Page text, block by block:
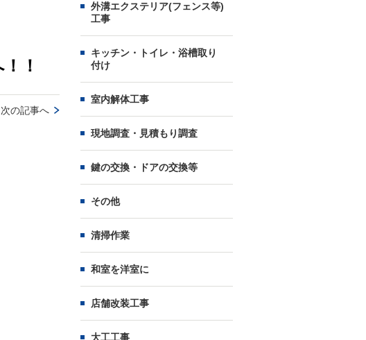
！
次の記事へ
外溝エクステリア(フェンス等)
工事
キッチン・トイレ・浴槽取り
付け
室内解体工事
現地調査・見積もり調査
鍵の交換・ドアの交換等
その他
清掃作業
和室を洋室に
店舗改装工事
大工工事